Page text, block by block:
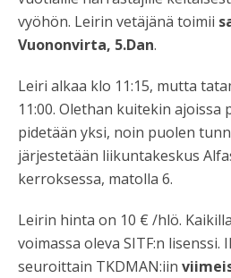
vyöhön. Leirin vetäjänä toimii
Vuononvirta, 5.Dan.
Leiri alkaa klo 11:15, mutta
11:00. Olethan kuitekin ajoissa
pidetään yksi, noin puolen
järjestetään liikuntakeskus
kerroksessa, matolla 6.
Leirin hinta on 10 € /hlö.
voimassa oleva SITF:n
seuroittain TKDMAN:iin